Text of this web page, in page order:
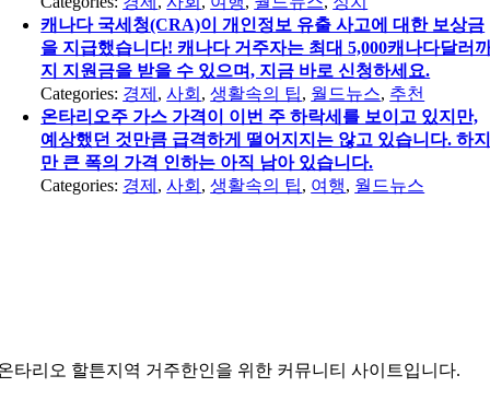
캐나다 국세청(CRA)이 개인정보 유출 사고에 대한 보상금
을 지급했습니다! 캐나다 거주자는 최대 5,000캐나다달러
지 지원금을 받을 수 있으며, 지금 바로 신청하세요.
Categories: 경제 ,사회 ,생활속의 팁, 월드뉴스, 추천
온타리오주 가스 가격이 이번 주 하락세를 보이고 있지만,
예상했던 것만큼 급격하게 떨어지지는 않고 있습니다. 하
만 큰 폭의 가격 인하는 아직 남아 있습니다.
Categories: 경제 ,사회 ,생활속의 팁, 여행, 월드뉴스
타리오 할튼지역 거주한인을 위한 커뮤니티 사이트입니다.